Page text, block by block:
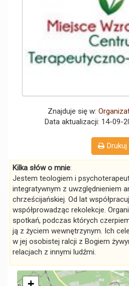
Znajduje się w:
Data aktualizacji: 14-09-
Drukuj
Kilka słów o mnie:
Jestem teologiem i
integratywnym z uwzględnieniem
chrześcijańskiej. Od lat
współprowadząc rekolekcje.
spotkań, podczas których
ją z życiem wewnętrzynym. Ich
w jej osobistej ralcji z Bogiem
relacjach z innymi ludźmi.